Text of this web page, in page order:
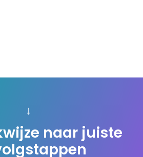
↓
naar juiste